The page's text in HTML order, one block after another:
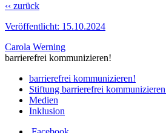
‹‹ zurück
Veröffentlicht: 15.10.2024
Carola Werning
barrierefrei kommunizieren!
barrierefrei kommunizieren!
Stiftung barrierefrei
Medien
Inklusion